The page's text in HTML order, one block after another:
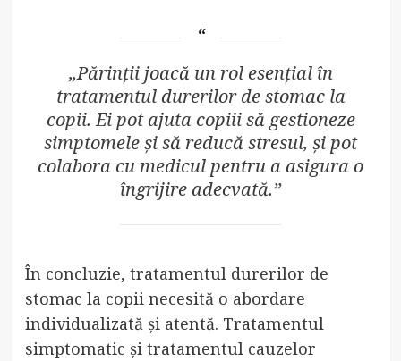
„Părinții joacă un rol esențial în
tratamentul durerilor de stomac la
copii. Ei pot ajuta copiii să gestioneze
simptomele și să reducă stresul, și pot
colabora cu medicul pentru a asigura o
îngrijire adecvată.”
În concluzie, tratamentul durerilor de
stomac la copii necesită o abordare
individualizată și atentă. Tratamentul
simptomatic și tratamentul cauzelor